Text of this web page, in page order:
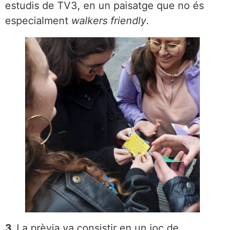
estudis de TV3, en un paisatge que no és
especialment walkers friendly.